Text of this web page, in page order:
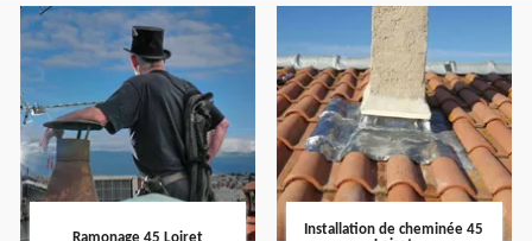
Ramonage 45 Loiret
Installation de cheminée 45